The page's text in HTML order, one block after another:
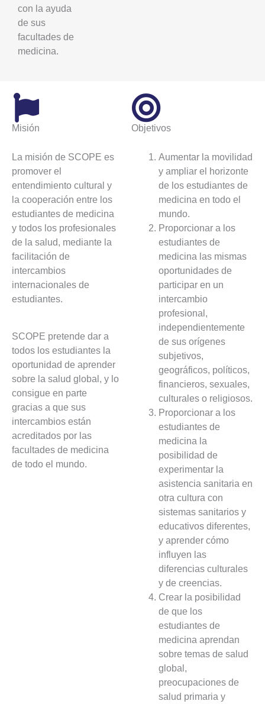
con la ayuda
de sus
facultades de
medicina.
Misión
La misión de SCOPE es
promover el
entendimiento cultural y
la cooperación entre los
estudiantes de medicina
y todos los profesionales
de la salud, mediante la
facilitación de
intercambios
internacionales de
estudiantes.
SCOPE pretende dar a
todos los estudiantes la
oportunidad de aprender
sobre la salud global, y lo
consigue en parte
gracias a que sus
intercambios están
acreditados por las
facultades de medicina
de todo el mundo.
Objetivos
Aumentar la movilidad
y ampliar el horizonte
de los estudiantes de
medicina en todo el
mundo.
Proporcionar a los
estudiantes de
medicina las mismas
oportunidades de
participar en un
intercambio
profesional,
independientemente
de sus orígenes
subjetivos,
geográficos, políticos,
financieros, sexuales,
culturales o religiosos.
Proporcionar a los
estudiantes de
medicina la
posibilidad de
experimentar la
asistencia sanitaria en
otra cultura con
sistemas sanitarios y
educativos diferentes,
y aprender cómo
influyen las
diferencias culturales
y de creencias.
Crear la posibilidad
de que los
estudiantes de
medicina aprendan
sobre temas de salud
global,
preocupaciones de
salud primaria y